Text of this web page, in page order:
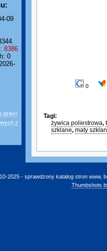
09
8386
0
dzieci
z
0
Tagi:
żywica poliestrowa,
szklane, maty
2025 - sprawdzony katalog stron www,
Thumbshots